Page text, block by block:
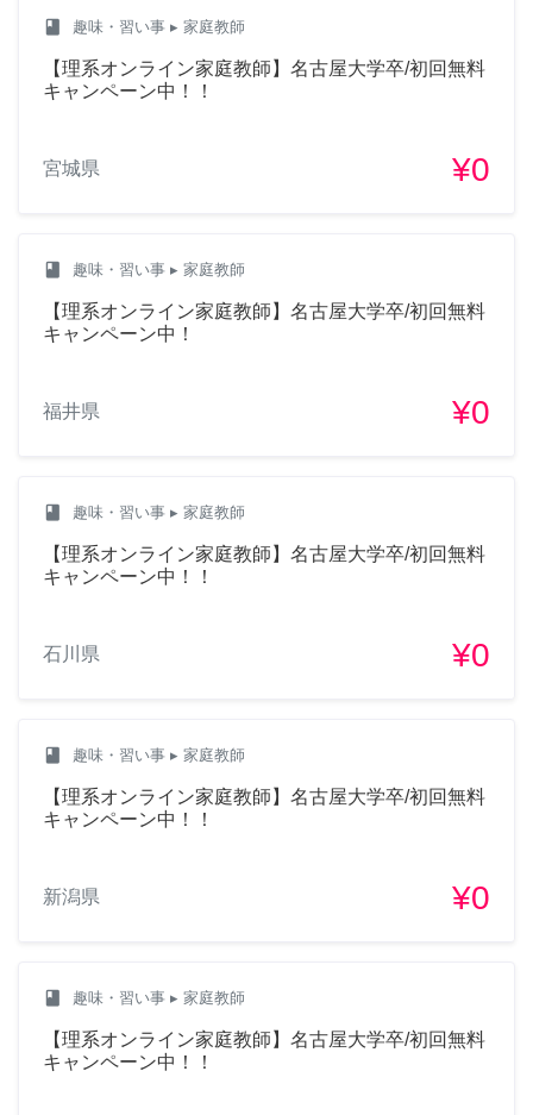
class 趣味・習い事 ▸ 家庭教師
【理系オンライン家庭教師】名古屋大学卒/初回無料
キャンペーン中！！
宮城県 ¥0
class 趣味・習い事 ▸ 家庭教師
【理系オンライン家庭教師】名古屋大学卒/初回無料
キャンペーン中！
福井県 ¥0
class 趣味・習い事 ▸ 家庭教師
【理系オンライン家庭教師】名古屋大学卒/初回無料
キャンペーン中！！
石川県 ¥0
class 趣味・習い事 ▸ 家庭教師
【理系オンライン家庭教師】名古屋大学卒/初回無料
キャンペーン中！！
新潟県 ¥0
class 趣味・習い事 ▸ 家庭教師
【理系オンライン家庭教師】名古屋大学卒/初回無料
キャンペーン中！！